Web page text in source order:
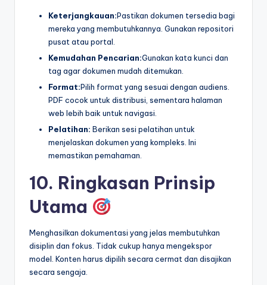
Keterjangkauan:Pastikan dokumen tersedia bagi
mereka yang membutuhkannya. Gunakan repositori
pusat atau portal.
Kemudahan Pencarian:Gunakan kata kunci dan
tag agar dokumen mudah ditemukan.
Format:Pilih format yang sesuai dengan audiens.
PDF cocok untuk distribusi, sementara halaman
web lebih baik untuk navigasi.
Pelatihan: Berikan sesi pelatihan untuk
menjelaskan dokumen yang kompleks. Ini
memastikan pemahaman.
10. Ringkasan Prinsip
Utama
Menghasilkan dokumentasi yang jelas membutuhkan
disiplin dan fokus. Tidak cukup hanya mengekspor
model. Konten harus dipilih secara cermat dan disajikan
secara sengaja.